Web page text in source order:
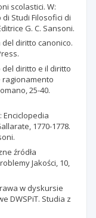
scolastici. W:
Studi Filosofici di
G. C. Sansoni.
del diritto canonico.
del diritto e il diritto
ragionamento
25-40.
Enciclopedia
1770-1778.
źródła
Jakości, 10,
w dyskursie
DWSPiT. Studia z